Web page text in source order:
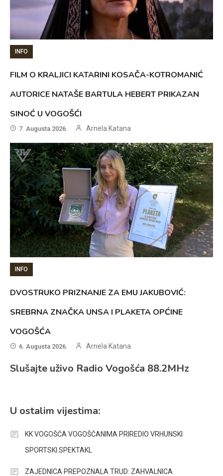
INFO
FILM O KRALJICI KATARINI KOSAČA-KOTROMANIĆ
AUTORICE NATAŠE BARTULA HEBERT PRIKAZAN
SINOĆ U VOGOŠĆI
7. Augusta 2026. Arnela Katana
INFO
DVOSTRUKO PRIZNANJE ZA EMU JAKUBOVIĆ:
SREBRNA ZNAČKA UNSA I PLAKETA OPĆINE
VOGOŠĆA
6. Augusta 2026. Arnela Katana
Slušajte uživo Radio Vogošća 88.2MHz
U ostalim vijestima:
KK VOGOŠĆA VOGOŠĆANIMA PRIREDIO VRHUNSKI
SPORTSKI SPEKTAKL
ZAJEDNICA PREPOZNALA TRUD: ZAHVALNICA